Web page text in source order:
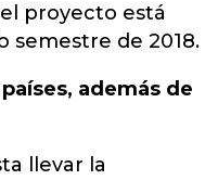
proyecto está
semestre de 2018.
además de
llevar la